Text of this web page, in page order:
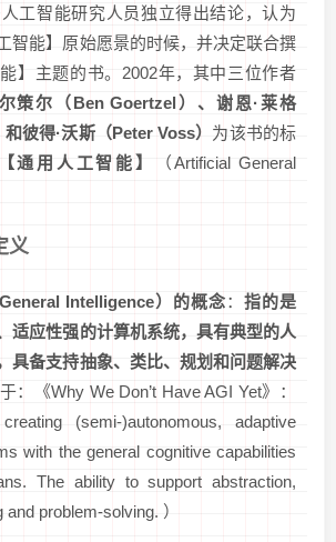
工智能研究人员独立得出结论，认为
智能】原始愿景的时候，并决定联合撰
】主题的书。2002年，其中三位作者
策尔（Ben Goertzel）、谢恩·莱格
和彼得·沃斯（Peter Voss） 为该书的标
【通用人工智能】
（Artificial General
义
Intelligence）的概念： 指的是
适应性强的计算机系统，具有典型的人
具备支持抽象、类比、规划和问题解决
：《Why We Don’t Have AGI Yet》：
(semi-)autonomous, adaptive
with the general cognitive capabilities
The ability to support abstraction,
problem-solving. ）